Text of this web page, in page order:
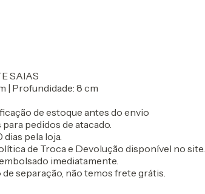
SAIAS
| Profundidade: 8 cm
de estoque antes do envio
pedidos de atacado.
pela loja.
de Troca e Devolução disponível no site.
imediatamente.
separação, não temos frete grátis.